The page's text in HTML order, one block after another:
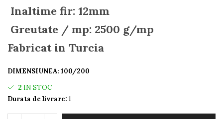
Inaltime fir: 12mm
Greutate / mp: 2500 g/mp
Fabricat in Turcia
DIMENSIUNEA: 100/200
2 IN STOC
Durata de livrare: 1